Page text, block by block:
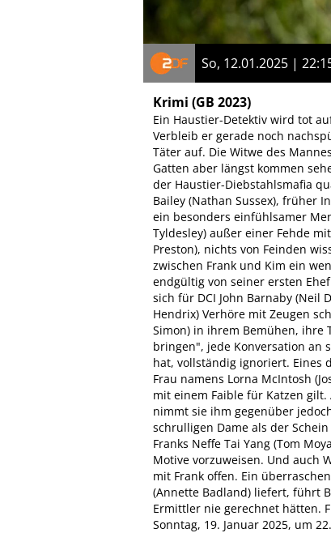
So, 12.01.2025 |
Krimi (GB 2023)
Ein Haustier-Detektiv wird tot
Verbleib er gerade noch
Täter auf. Die Witwe des
Gatten aber längst kommen
der Haustier-Diebstahlsmafia
Bailey (Nathan Sussex), früher
ein besonders einfühlsamer
Tyldesley) außer einer Fehde
Preston), nichts von Feinden
zwischen Frank und Kim ein
endgültig von seiner ersten
sich für DCI John Barnaby (Neil
Hendrix) Verhöre mit Zeugen
Simon) in ihrem Bemühen, ihre
bringen", jede Konversation an
hat, vollständig ignoriert. Eines
Frau namens Lorna McIntosh
mit einem Faible für Katzen
nimmt sie ihm gegenüber
schrulligen Dame als der
Franks Neffe Tai Yang (Tom
Motive vorzuweisen. Und auch
mit Frank offen. Ein
(Annette Badland) liefert, führt
Ermittler nie gerechnet hätten.
Sonntag, 19. Januar 2025, um